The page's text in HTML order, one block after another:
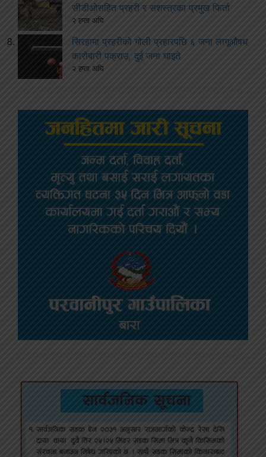
सीडीओसहित प्रहरी र सशस्त्रका प्रमुख फिर्ता
२ हप्ता अघि
सिरहामा प्रहरीको गोली प्रहारपछि ६ जना लागूऔषध
कारोबारी पक्राउ, दुई जना घाइते
२ हप्ता अघि